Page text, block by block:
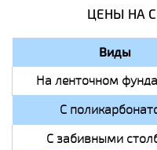
ЦЕНЫ НА
Виды
На ленточном
С
С забивными